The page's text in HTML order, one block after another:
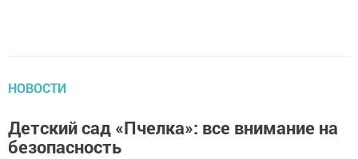
НОВОСТИ
Детский сад «Пчелка»: все внимание на
безопасность